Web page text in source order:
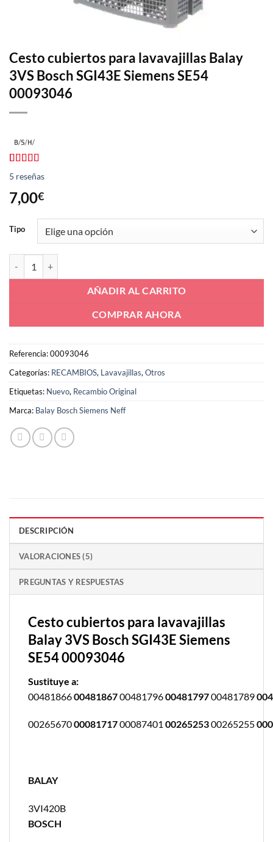
Cesto cubiertos para lavavajillas Balay
3VS Bosch SGI43E Siemens SE54
00093046
Valorado
con4.40
de 5 en
base a
5
de clientes
5 reseñas
7,00€
Tipo
AÑADIR AL CARRITO
COMPRAR AHORA
Referencia:00093046
Categorías: RECAMBIOS, Lavavajillas,Otros
Etiquetas: Nuevo, Recambio Original
Marca: Balay Bosch Siemens Neff
DESCRIPCIÓN
VALORACIONES (5)
PREGUNTAS Y RESPUESTAS
Cesto cubiertos para lavavajillas
Balay 3VS Bosch SGI43E Siemens
SE54 00093046
Sustituye a:
0048186600481867004817960048179700481789
002656700008171700087401 0026525300265255
BALAY
3VI420B
BOSCH